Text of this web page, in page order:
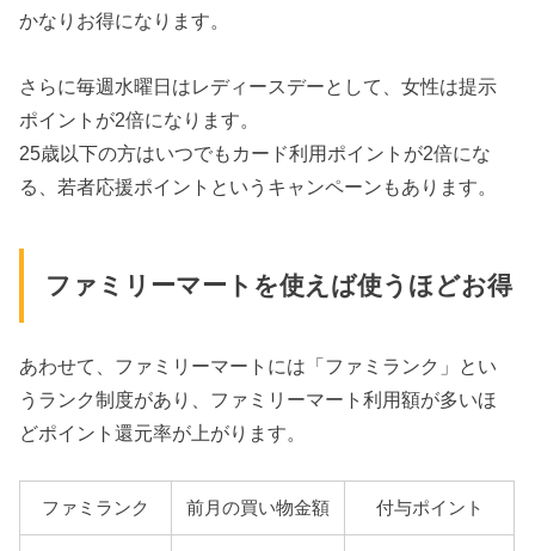
かなりお得になります。
さらに毎週水曜日はレディースデーとして、女性は提示
ポイントが2倍になります。
25歳以下の方はいつでもカード利用ポイントが2倍にな
る、若者応援ポイントというキャンペーンもあります。
ファミリーマートを使えば使うほどお得
あわせて、ファミリーマートには「ファミランク」とい
うランク制度があり、ファミリーマート利用額が多いほ
どポイント還元率が上がります。
ファミランク 前月の買い物金額 付与ポイント